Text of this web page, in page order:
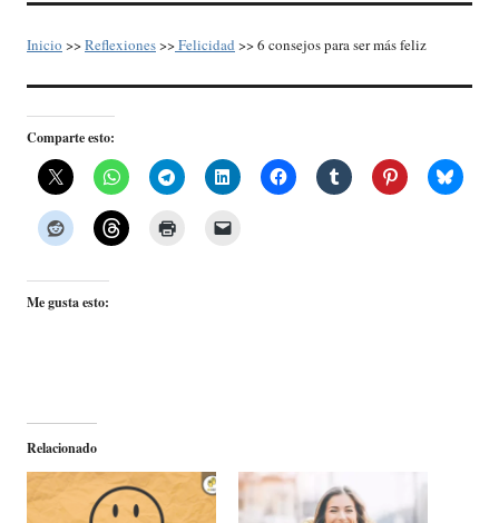
Inicio >>Reflexiones>>Felicidad >> 6 consejos para ser más feliz
Comparte esto:
Me gusta esto:
Relacionado